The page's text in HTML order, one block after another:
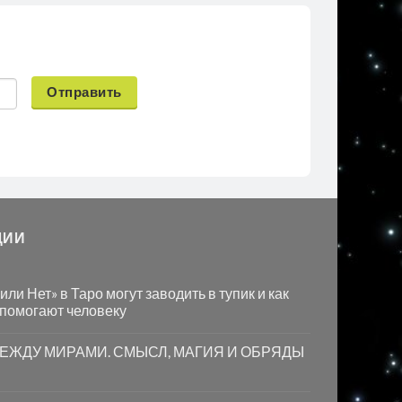
Отправить
Нет» в Таро могут заводить в тупик и как
человеку
МИРАМИ. СМЫСЛ, МАГИЯ И ОБРЯДЫ